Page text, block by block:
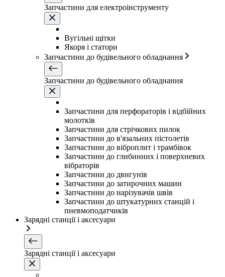
Запчастини для електроінструменту
Вугільні щітки
Якоря і статори
Запчастини до будівельного обладнання
Запчастини до будівельного обладнання
Запчастини для перфораторів і відбійних
молотків
Запчастини для стрічкових пилок
Запчастини до в'язальних пістолетів
Запчастини до віброплит і трамбівок
Запчастини до глибинних і поверхневих
вібраторів
Запчастини до двигунів
Запчастини до затирочних машин
Запчастини до нарізувачів швів
Запчастини до штукатурних станцій і
пневмоподатчиків
Зарядні станції і аксесуари
Зарядні станції і аксесуари